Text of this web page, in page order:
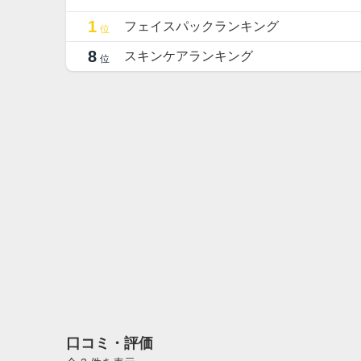
1 位 フェイスパックランキング
8 位 スキンケアランキング
口コミ・評価